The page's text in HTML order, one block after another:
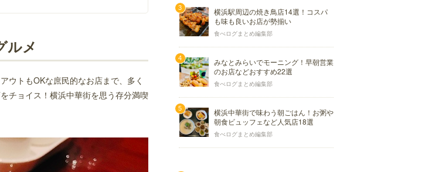
ルメ
ウトもOKな庶民的なお店まで、多く
チョイス！横浜中華街を思う存分満喫
横浜駅周辺の焼き鳥店14選！コスパ
も味も良いお店が勢揃い
食べログまとめ編集部
みなとみらいでモーニング！早朝営業
のお店などおすすめ22選
食べログまとめ編集部
横浜中華街で味わう朝ごはん！お粥や
朝食ビュッフェなど人気店18選
食べログまとめ編集部